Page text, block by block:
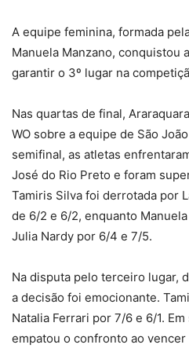
A equipe feminina, formada
Manuela Manzano, conquistou
garantir o 3º lugar na
Nas quartas de final,
WO sobre a equipe de São
semifinal, as atletas
José do Rio Preto e foram
Tamiris Silva foi derrotada por
de 6/2 e 6/2, enquanto
Julia Nardy por 6/4 e 7/5.
Na disputa pelo terceiro lugar,
a decisão foi emocionante.
Natalia Ferrari por 7/6 e 6/1.
empatou o confronto ao